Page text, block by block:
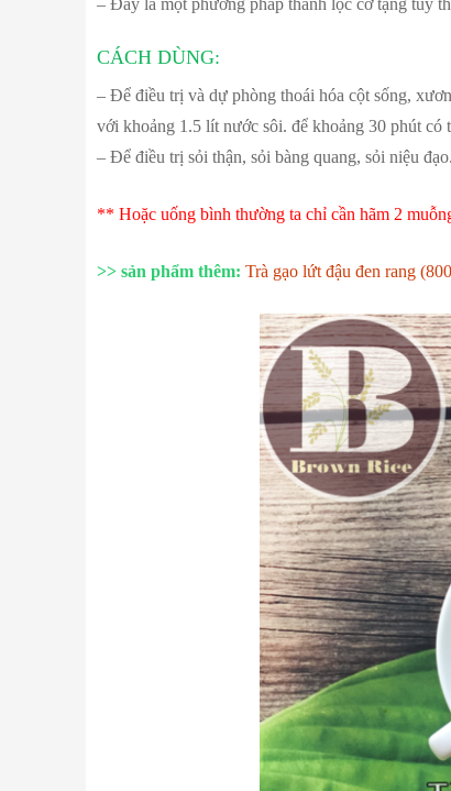
– Đây là một phương pháp thanh lọc cơ tạng tuy
CÁCH DÙNG:
– Để điều trị và dự phòng thoái hóa cột sống,
với khoảng 1.5 lít nước sôi. để khoảng 30 phút có
– Để điều trị sỏi thận, sỏi bàng quang, sỏi niệu
** Hoặc uống bình thường ta chỉ cần hãm 2
>> sản phẩm thêm: Trà gạo lứt đậu đen rang